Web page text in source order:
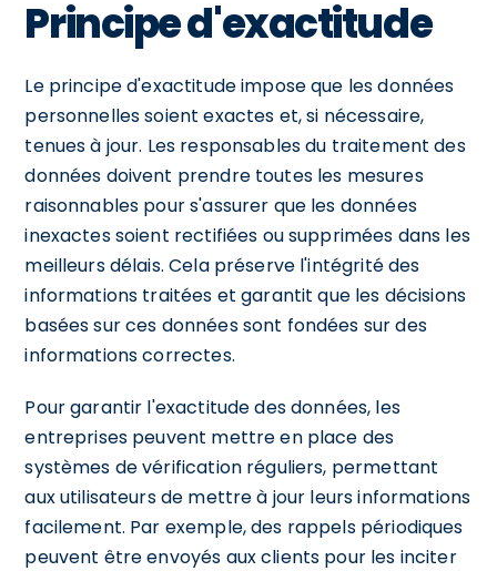
Principe d'exactitude
Le principe d'exactitude impose que les données
personnelles soient exactes et, si nécessaire,
tenues à jour. Les responsables du traitement des
données doivent prendre toutes les mesures
raisonnables pour s'assurer que les données
inexactes soient rectifiées ou supprimées dans les
meilleurs délais. Cela préserve l'intégrité des
informations traitées et garantit que les décisions
basées sur ces données sont fondées sur des
informations correctes.
Pour garantir l'exactitude des données, les
entreprises peuvent mettre en place des
systèmes de vérification réguliers, permettant
aux utilisateurs de mettre à jour leurs informations
facilement. Par exemple, des rappels périodiques
peuvent être envoyés aux clients pour les inciter